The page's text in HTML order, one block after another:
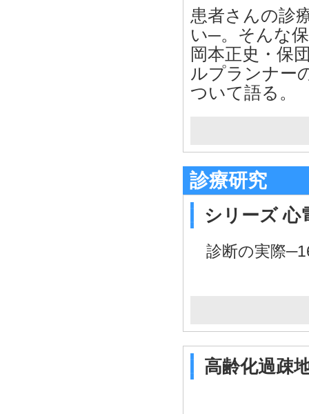
患者さんの診
い─。そんな
岡本正史・保
ルプランナー
ついて語る。
診療研究
シリーズ 心
診断の実際
高齢化過疎